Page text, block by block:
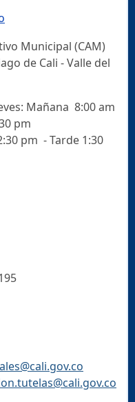
Municipal (CAM)
de Cali - Valle del
Mañana 8:00 am
pm
pm - Tarde 1:30